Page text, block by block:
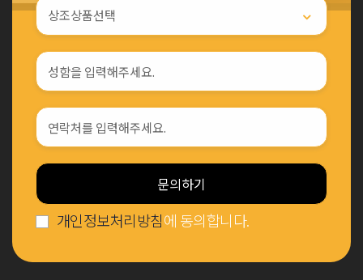
문의하기
개인정보처리방침에 동의합니다.